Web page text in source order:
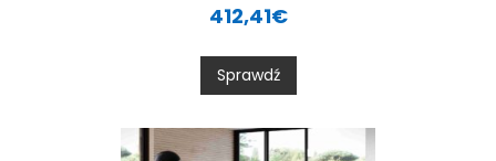
t
0
o
u
t
412,41€
Sprawdź